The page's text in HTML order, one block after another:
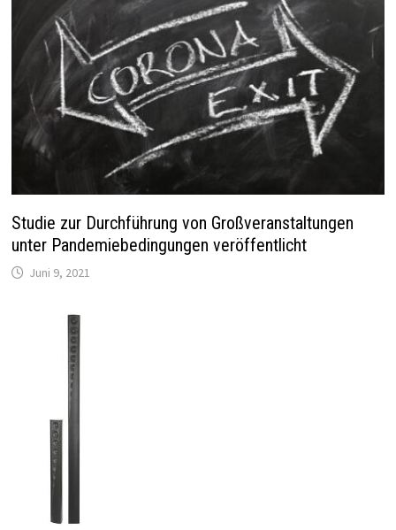
Studie zur Durchführung von Großveranstaltungen
unter Pandemiebedingungen veröffentlicht
Juni 9, 2021